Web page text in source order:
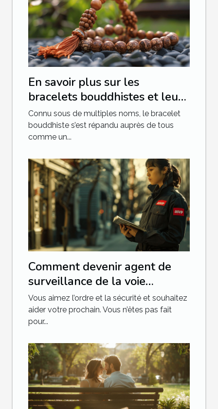
En savoir plus sur les
bracelets bouddhistes et leur
signification
Connu sous de multiples noms, le bracelet
bouddhiste s’est répandu auprès de tous
comme un...
Comment devenir agent de
surveillance de la voie
publique ou ASVP ?
Vous aimez l’ordre et la sécurité et souhaitez
aider votre prochain. Vous n’êtes pas fait
pour...